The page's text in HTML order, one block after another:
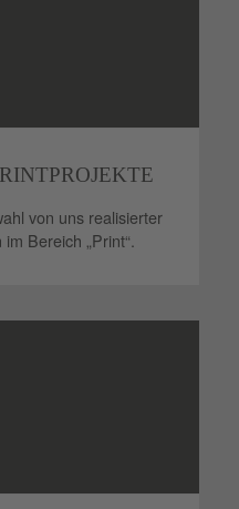
von uns realisierter
Bereich „Print“.